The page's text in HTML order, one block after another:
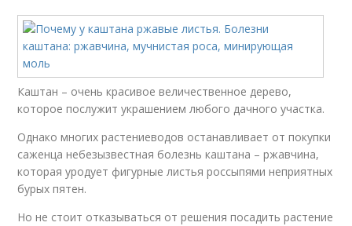
Каштан – очень красивое величественное дерево,
которое послужит украшением любого дачного участка.
Однако многих растениеводов останавливает от покупки
саженца небезызвестная болезнь каштана – ржавчина,
которая уродует фигурные листья россыпями неприятных
бурых пятен.
Но не стоит отказываться от решения посадить растение